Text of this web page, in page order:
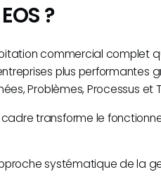
?
commercial complet
plus performantes
Problèmes, Processus et
transforme le
systématique de la